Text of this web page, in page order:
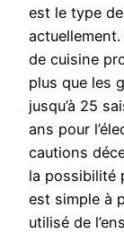
est le type
de cuisine
plus que les
jusqu’à 25
ans pour
cautions
la possibilité
est simple à
utilisé de